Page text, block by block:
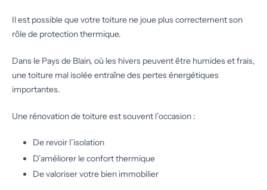
Il est possible que votre toiture ne joue plus correctement son
rôle de protection thermique.
Dans le Pays de Blain, où les hivers peuvent être humides et frais,
une toiture mal isolée entraîne des pertes énergétiques
importantes.
Une rénovation de toiture est souvent l’occasion :
De revoir l’isolation
D’améliorer le confort thermique
De valoriser votre bien immobilier